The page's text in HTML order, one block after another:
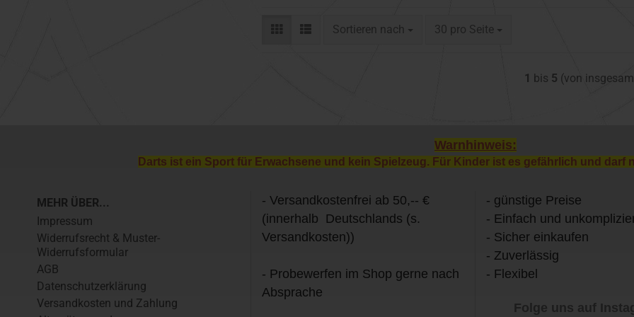
Sortieren nach
Sortieren nach 30 pro Seite
pro Seite
1 bis 5 (von
Warnhinweis:
Darts ist ein Sport für Erwachsene und kein Spielzeug. Für Kinder ist es gefährlich und darf
MEHR ÜBER...
Impressum
Widerrufsrecht & Muster-
Widerrufsformular
AGB
Datenschutzerklärung
Versandkosten und Zahlung
- Versandkostenfrei ab 50,-- €
(innerhalb Deutschlands (s.
Versandkosten))
- Probewerfen im Shop gerne nach
Absprache
- günstige Preise
- Einfach und
- Sicher einkaufen
- Zuverlässig
- Flexibel
Folge uns auf